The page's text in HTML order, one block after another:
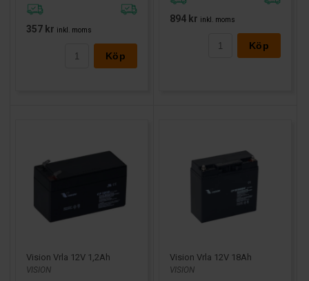
357 kr inkl. moms
Köp
894 kr inkl. moms
Köp
Vision Vrla 12V 1,2Ah
VISION
Vision Vrla 12V 18Ah
VISION